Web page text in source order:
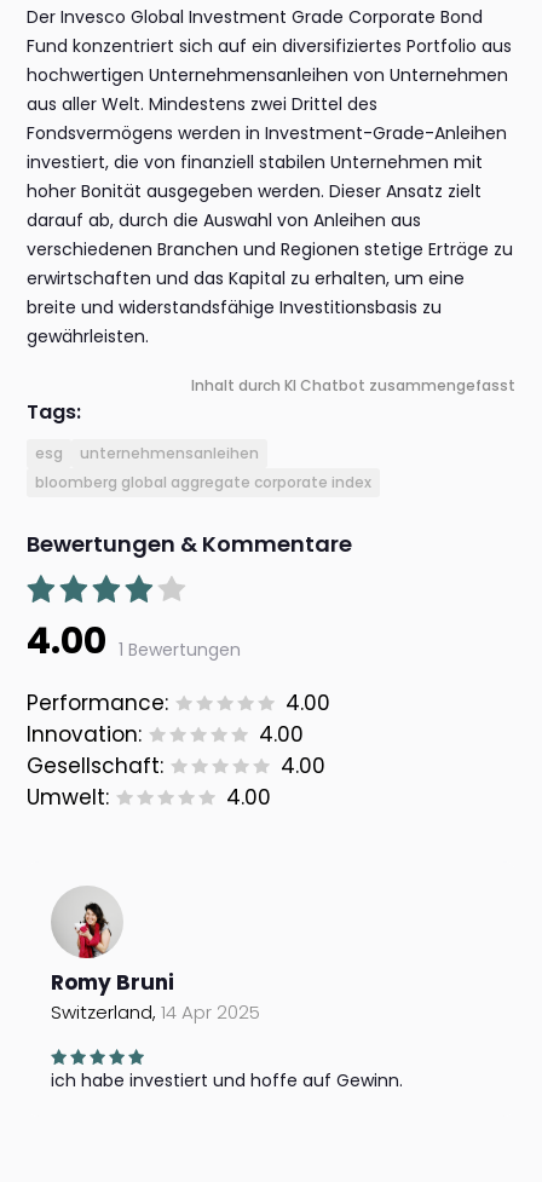
Der Invesco Global Investment Grade Corporate Bond
Fund konzentriert sich auf ein diversifiziertes Portfolio aus
hochwertigen Unternehmensanleihen von Unternehmen
aus aller Welt. Mindestens zwei Drittel des
Fondsvermögens werden in Investment-Grade-Anleihen
investiert, die von finanziell stabilen Unternehmen mit
hoher Bonität ausgegeben werden. Dieser Ansatz zielt
darauf ab, durch die Auswahl von Anleihen aus
verschiedenen Branchen und Regionen stetige Erträge zu
erwirtschaften und das Kapital zu erhalten, um eine
breite und widerstandsfähige Investitionsbasis zu
gewährleisten.
Inhalt durch KI Chatbot zusammengefasst
Tags:
esg
unternehmensanleihen
bloomberg global aggregate corporate index
Bewertungen & Kommentare
4.00 1 Bewertungen
Performance:
4.00
Innovation:
4.00
Gesellschaft:
4.00
Umwelt:
4.00
Romy Bruni
Switzerland,14 Apr 2025
ich habe investiert und hoffe auf Gewinn.